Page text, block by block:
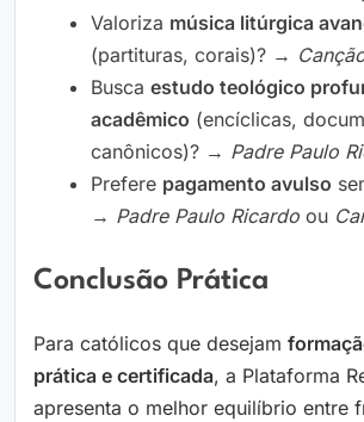
Valoriza música litúrgica
(partituras, corais)? →
Busca estudo teológico
acadêmico (encíclicas,
canônicos)? → Padre Paulo
Prefere pagamento avulso
→ Padre Paulo Ricardo ou
Conclusão Prática
Para católicos que desejam
prática e certificada, a Plataforma
apresenta o melhor equilíbrio entre